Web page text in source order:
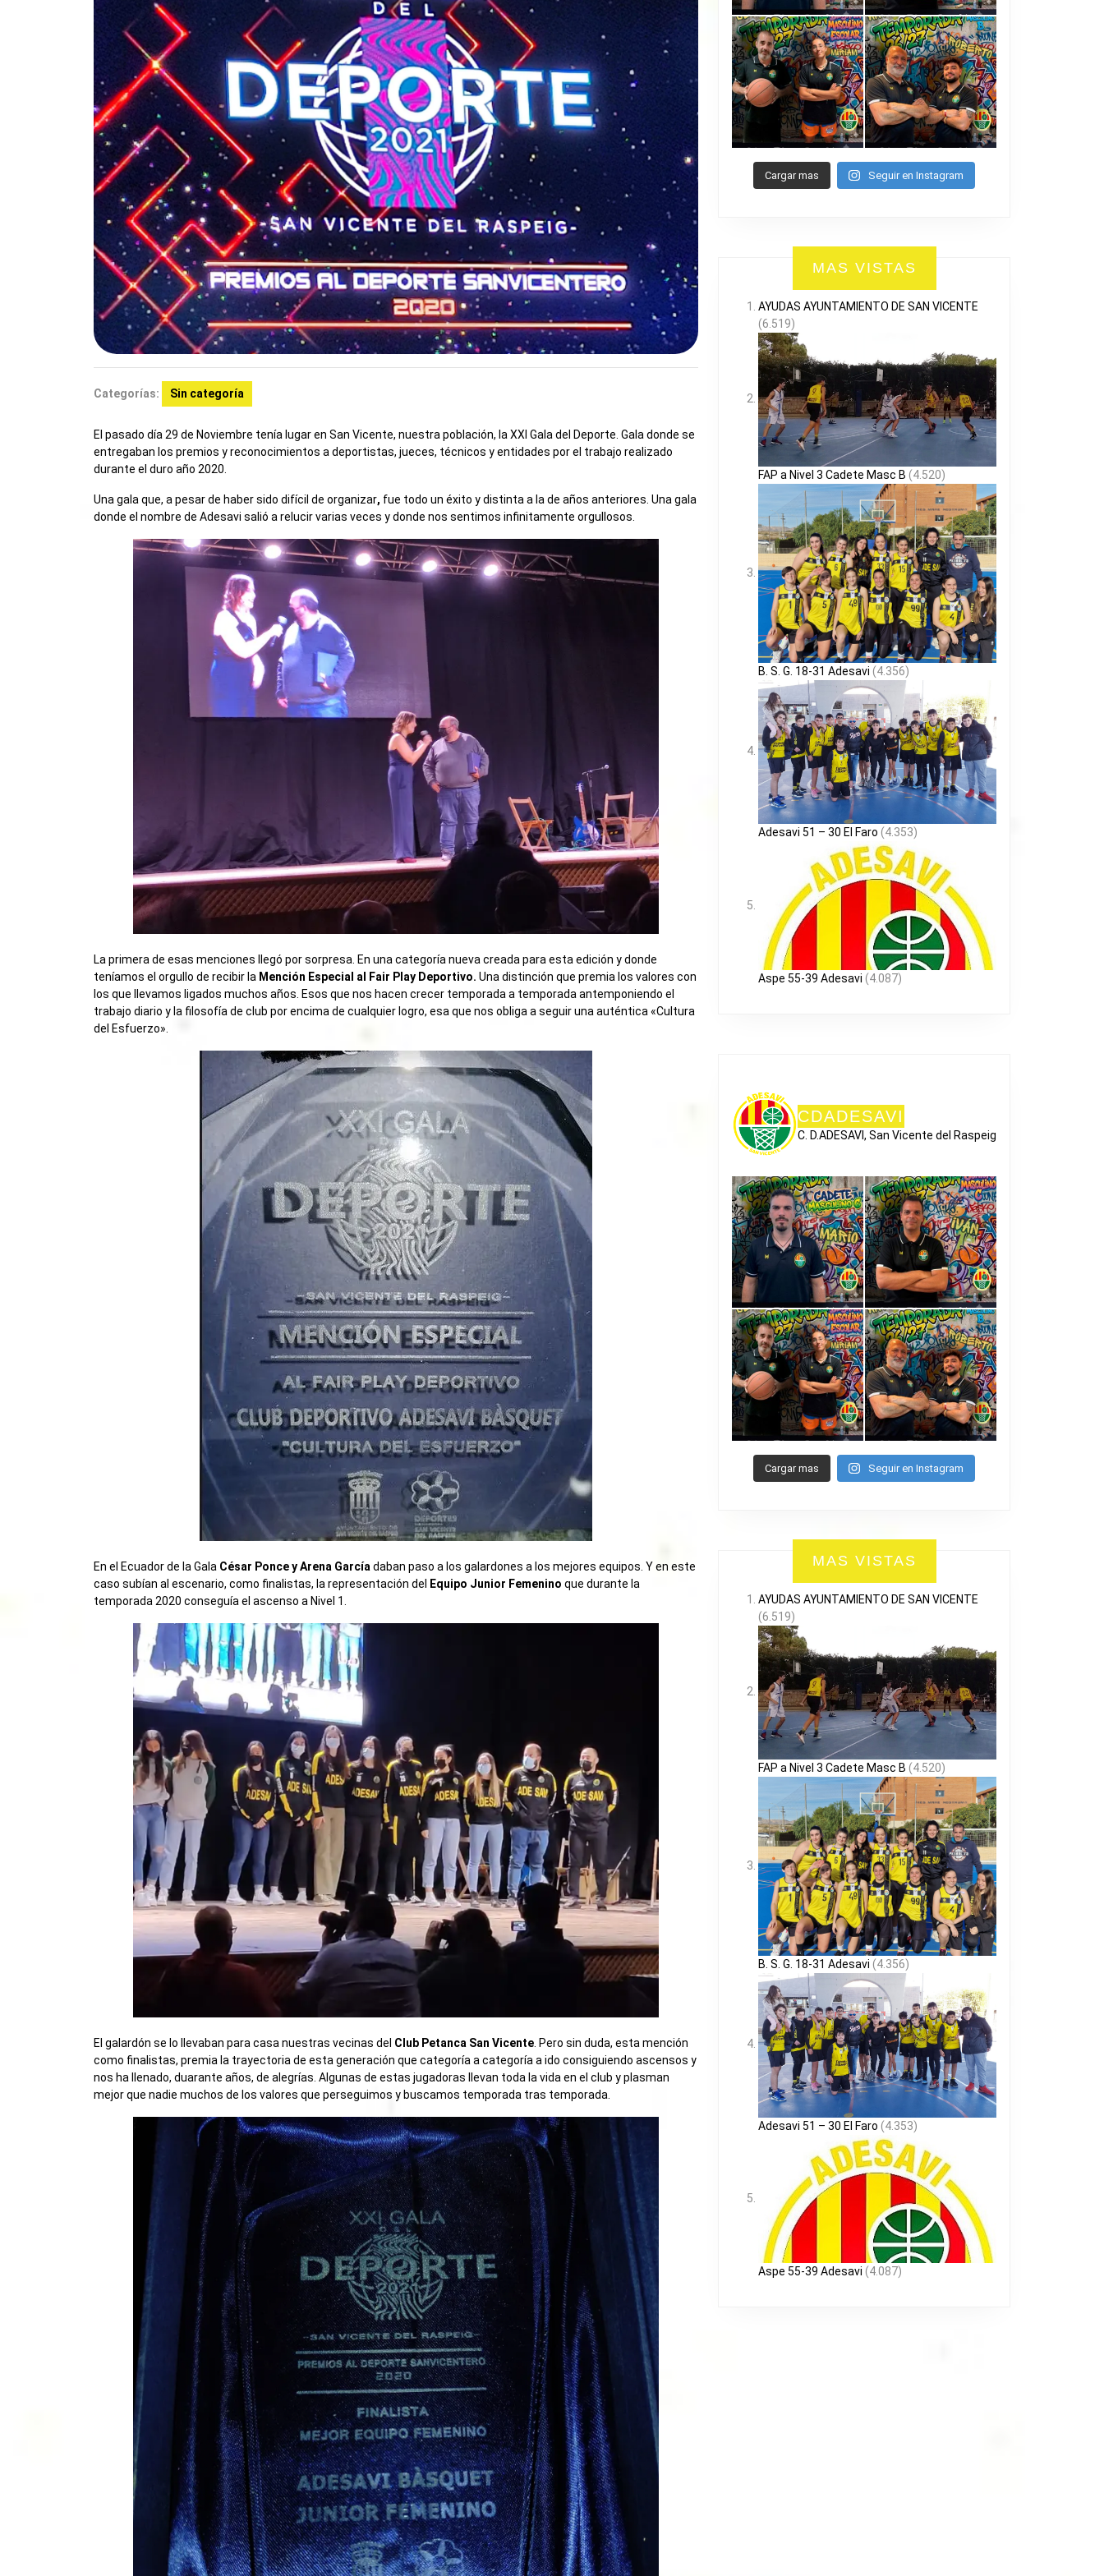
Categorías: Sin categoría
El pasado día 29 de Noviembre tenía lugar en San Vicente, nuestra población, la XXI Gala del Deporte. Gala donde se
entregaban los premios y reconocimientos a deportistas, jueces, técnicos y entidades por el trabajo realizado
durante el duro año 2020.
Una gala que, a pesar de haber sido difícil de organizar, fue todo un éxito y distinta a la de años anteriores. Una gala
donde el nombre de Adesavi salió a relucir varias veces y donde nos sentimos infinitamente orgullosos.
La primera de esas menciones llegó por sorpresa. En una categoría nueva creada para esta edición y donde
teníamos el orgullo de recibir la Mención Especial al Fair Play Deportivo. Una distinción que premia los valores con
los que llevamos ligados muchos años. Esos que nos hacen crecer temporada a temporada antemponiendo el
trabajo diario y la filosofía de club por encima de cualquier logro, esa que nos obliga a seguir una auténtica «Cultura
del Esfuerzo».
En el Ecuador de la Gala César Ponce y Arena García daban paso a los galardones a los mejores equipos. Y en este
caso subían al escenario, como finalistas, la representación del
Equipo Junior Femenino que durante la
temporada 2020 conseguía el ascenso a Nivel 1.
El galardón se lo llevaban para casa nuestras vecinas del Club Petanca San Vicente . Pero sin duda, esta mención
como finalistas, premia la trayectoria de esta generación que categoría a categoría a ido consiguiendo ascensos y
nos ha llenado, duarante años, de alegrías. Algunas de estas jugadoras llevan toda la vida en el club y plasman
mejor que nadie muchos de los valores que perseguimos y buscamos temporada tras temporada.
Cargar mas Seguir en Instagram
MAS VISTAS
AYUDAS AYUNTAMIENTO DE SAN VICENTE
(6.519)
FAP a Nivel 3 Cadete Masc B (4.520)
B. S. G. 18-31 Adesavi (4.356)
Adesavi 51 – 30 El Faro (4.353)
Aspe 55-39 Adesavi (4.087)
CDADESAVI
C. D.ADESAVI, San Vicente del Raspeig
Cargar mas Seguir en Instagram
MAS VISTAS
AYUDAS AYUNTAMIENTO DE SAN VICENTE
(6.519)
FAP a Nivel 3 Cadete Masc B (4.520)
B. S. G. 18-31 Adesavi (4.356)
Adesavi 51 – 30 El Faro (4.353)
Aspe 55-39 Adesavi (4.087)